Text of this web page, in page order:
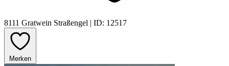
8111 Gratwein Straßengel | ID: 12517
Merken